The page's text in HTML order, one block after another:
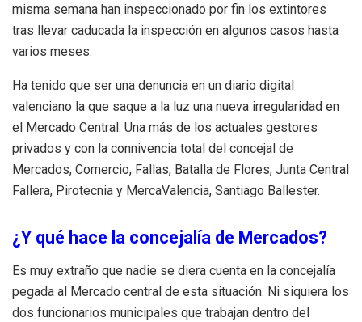
misma semana han inspeccionado por fin los extintores
tras llevar caducada la inspección en algunos casos hasta
varios meses.
Ha tenido que ser una denuncia en un diario digital
valenciano la que saque a la luz una nueva irregularidad en
el Mercado Central. Una más de los actuales gestores
privados y con la connivencia total del concejal de
Mercados, Comercio, Fallas, Batalla de Flores, Junta Central
Fallera, Pirotecnia y MercaValencia, Santiago Ballester.
¿Y qué hace la concejalía de Mercados?
Es muy extraño que nadie se diera cuenta en la concejalía
pegada al Mercado central de esta situación. Ni siquiera los
dos funcionarios municipales que trabajan dentro del